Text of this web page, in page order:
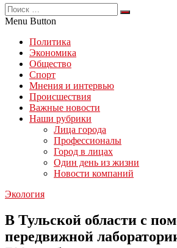
Menu Button
Политика
Экономика
Общество
Спорт
Мнения и интервью
Происшествия
Важные новости
Наши рубрики
Лица города
Профессионалы
Город в лицах
Один день из жизни
Новости компаний
Экология
В Тульской области с
передвижной